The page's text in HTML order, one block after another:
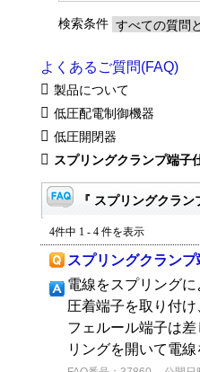
検索条件
よくあるご質問(FAQ)
製品について
低圧配電制御機器
低圧開閉器
スプリングクランプ端子
『 スプリングクラ
4件中 1 - 4 件を表示
スプリングクラン
電線をスプリング
圧着端子を取り付
フェルール端子は
リングを開いて電